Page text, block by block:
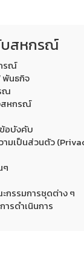
บสหกรณ์
รณ์
นธกิจ
ณ
สหกรณ์
อบังคับ
ามเป็นส่วนตัว
ๆ
กรรมการชุดต่าง ๆ
รดำเนินการ